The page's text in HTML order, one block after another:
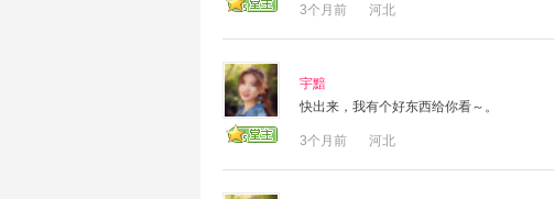
3个月前 河北
宇黯
快出来，我有个好东西给你看～。
3个月前 河北